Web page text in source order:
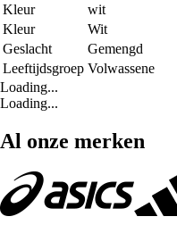
Kleur
wit
Kleur
Wit
Geslacht
Gemengd
Leeftijdsgroep Volwassene
Loading...
Loading...
Al onze merken